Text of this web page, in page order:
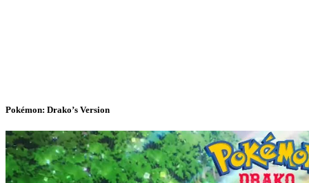
Pokémon: Drako’s Version